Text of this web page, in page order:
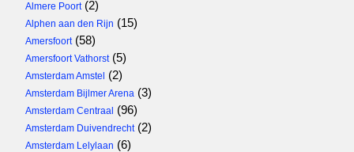
Almere Poort(2)
Alphen aan den Rijn (15)
Amersfoort(58)
Amersfoort Vathorst(5)
Amsterdam Amstel (2)
Amsterdam Bijlmer Arena (3)
Amsterdam Centraal (96)
Amsterdam Duivendrecht(2)
Amsterdam Lelylaan (6)